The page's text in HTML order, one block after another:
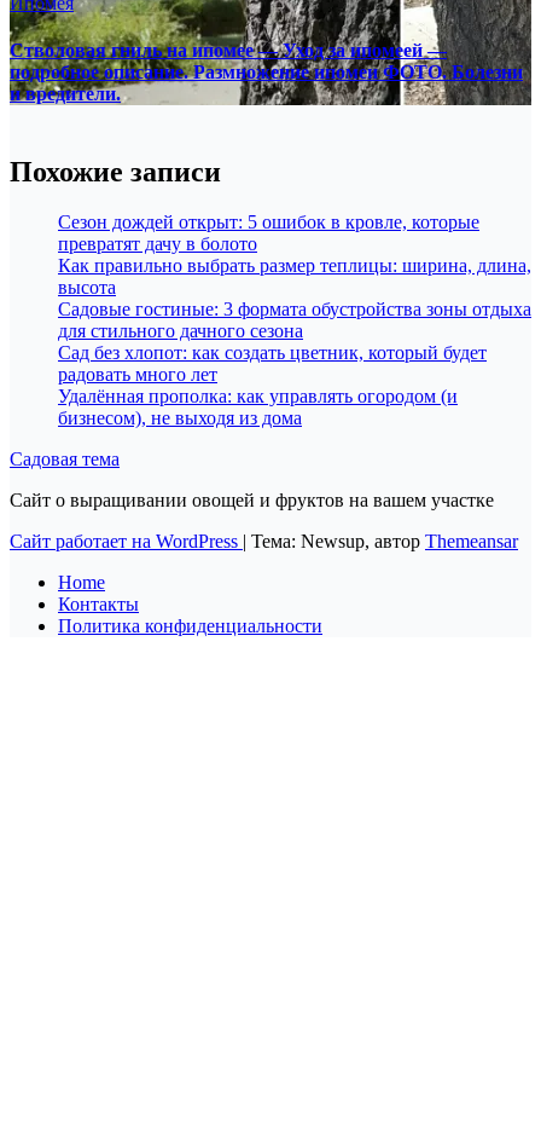
Стволовая гниль на ипомее — Уход за ипомеей —
подробное описание. Размножение ипомеи ФОТО. Болезни
и вредители.
Похожие записи
Сезон дождей открыт: 5 ошибок в кровле, которые
превратят дачу в болото
Как правильно выбрать размер теплицы: ширина, длина,
высота
Садовые гостиные: 3 формата обустройства зоны отдыха
для стильного дачного сезона
Сад без хлопот: как создать цветник, который будет
радовать много лет
Удалённая прополка: как управлять огородом (и
бизнесом), не выходя из дома
Садовая тема
Сайт о выращивании овощей и фруктов на вашем участке
Сайт работает на WordPress | Тема: Newsup, автор Themeansar
Home
Контакты
Политика конфиденциальности